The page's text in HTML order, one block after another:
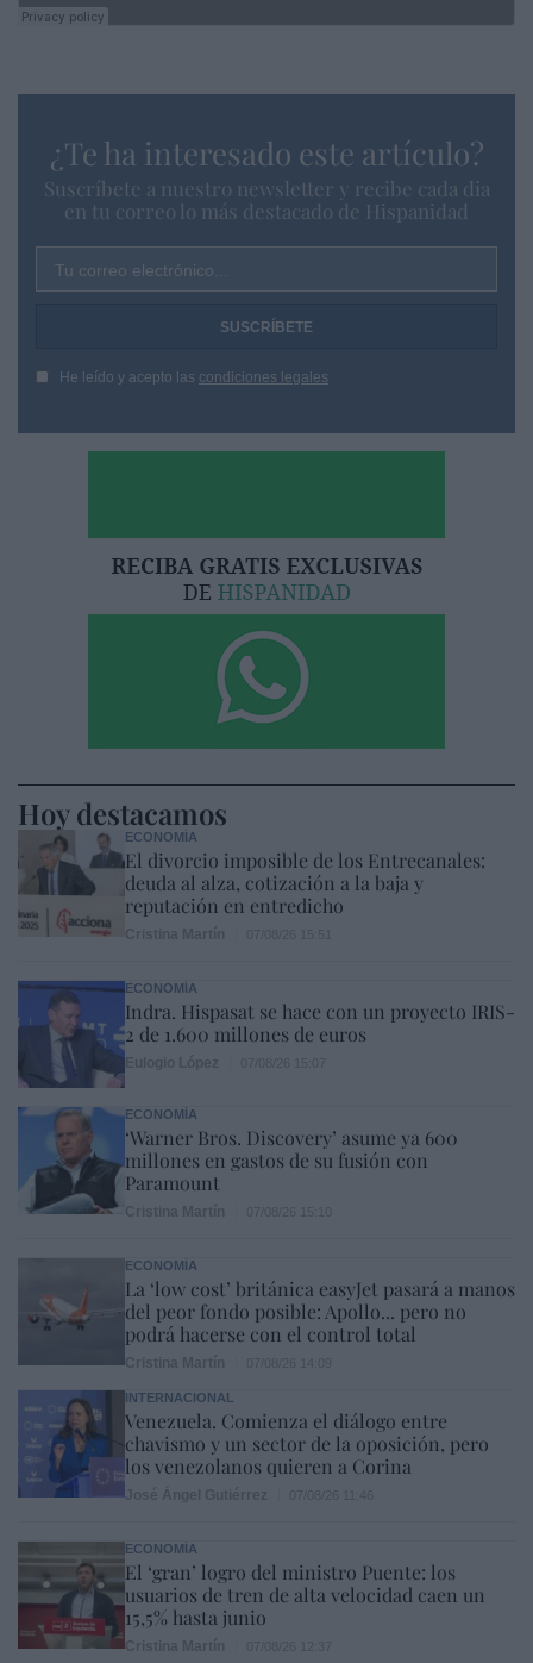
¿Te ha interesado este artículo?
Suscríbete a nuestro newsletter y recibe cada dia
en tu correo lo más destacado de Hispanidad
Tu correo electrónico...
He leído y acepto las condiciones legales
Hoy destacamos
ECONOMÍA
El divorcio imposible de los Entrecanales:
deuda al alza, cotización a la baja y
reputación en entredicho
ECONOMÍA
Indra. Hispasat se hace con un proyecto IRIS-
2 de 1.600 millones de euros
ECONOMÍA
‘Warner Bros. Discovery’ asume ya 600
millones en gastos de su fusión con
Paramount
ECONOMÍA
La ‘low cost’ británica easyJet pasará a manos
del peor fondo posible: Apollo... pero no
podrá hacerse con el control total
INTERNACIONAL
Venezuela. Comienza el diálogo entre
chavismo y un sector de la oposición, pero
los venezolanos quieren a Corina
ECONOMÍA
El ‘gran’ logro del ministro Puente: los
usuarios de tren de alta velocidad caen un
15,5% hasta junio